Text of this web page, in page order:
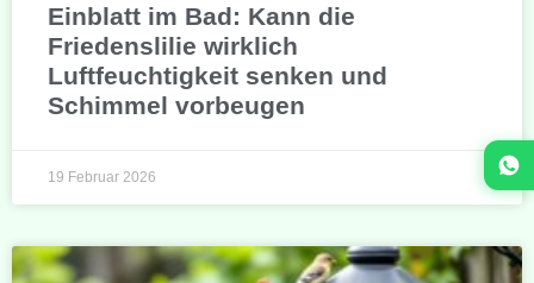
Einblatt im Bad: Kann die
Friedenslilie wirklich
Luftfeuchtigkeit senken und
Schimmel vorbeugen
19 Februar 2026